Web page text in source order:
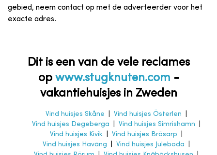
gebied, neem contact op met de adverteerder voor het
exacte adres.
Dit is een van de vele reclames
op www.stugknuten.com -
vakantiehuisjes in Zweden
Vind huisjes Skåne Vind huisjes Österlen
Vind huisjes Degeberga
Vind huisjes Simrishamn
Vind huisjes Kivik
Vind huisjes Brösarp
Vind huisjes Haväng
Vind huisjes Juleboda